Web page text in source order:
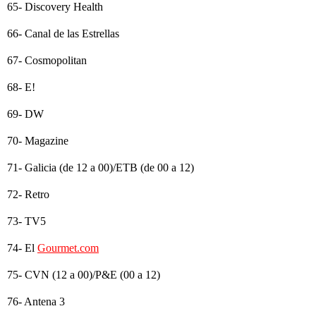
65- Discovery Health
66- Canal de las Estrellas
67- Cosmopolitan
68- E!
69- DW
70- Magazine
71- Galicia (de 12 a 00)/ETB (de 00 a 12)
72- Retro
73- TV5
74- El Gourmet.com
75- CVN (12 a 00)/P&E (00 a 12)
76- Antena 3